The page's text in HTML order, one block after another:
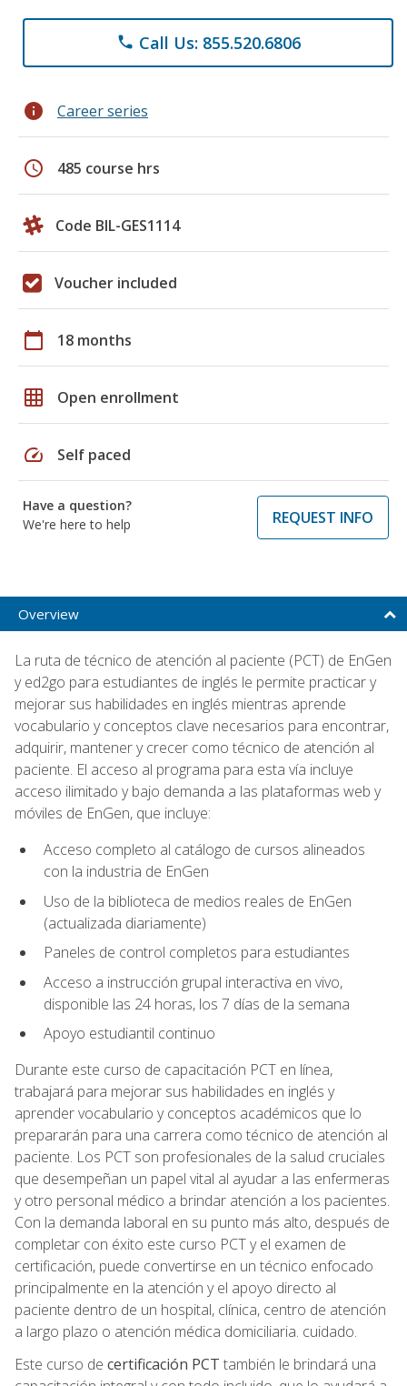
phone Call Us: 855.520.6806
info Career series
schedule 485 course hrs
Code BIL-GES1114
Voucher included
calendar_today 18 months
grid_on Open enrollment
speed Self paced
Have a question?
We're here to help
REQUEST INFO
Overview
La ruta de técnico de atención al paciente (PCT) de EnGen
y ed2go para estudiantes de inglés le permite practicar y
mejorar sus habilidades en inglés mientras aprende
vocabulario y conceptos clave necesarios para encontrar,
adquirir, mantener y crecer como técnico de atención al
paciente. El acceso al programa para esta vía incluye
acceso ilimitado y bajo demanda a las plataformas web y
móviles de EnGen, que incluye:
Acceso completo al catálogo de cursos alineados
con la industria de EnGen
Uso de la biblioteca de medios reales de EnGen
(actualizada diariamente)
Paneles de control completos para estudiantes
Acceso a instrucción grupal interactiva en vivo,
disponible las 24 horas, los 7 días de la semana
Apoyo estudiantil continuo
Durante este curso de capacitación PCT en línea,
trabajará para mejorar sus habilidades en inglés y
aprender vocabulario y conceptos académicos que lo
prepararán para una carrera como técnico de atención al
paciente. Los PCT son profesionales de la salud cruciales
que desempeñan un papel vital al ayudar a las enfermeras
y otro personal médico a brindar atención a los pacientes.
Con la demanda laboral en su punto más alto, después de
completar con éxito este curso PCT y el examen de
certificación, puede convertirse en un técnico enfocado
principalmente en la atención y el apoyo directo al
paciente dentro de un hospital, clínica, centro de atención
a largo plazo o atención médica domiciliaria. cuidado.
Este curso de certificación PCT también le brindará una